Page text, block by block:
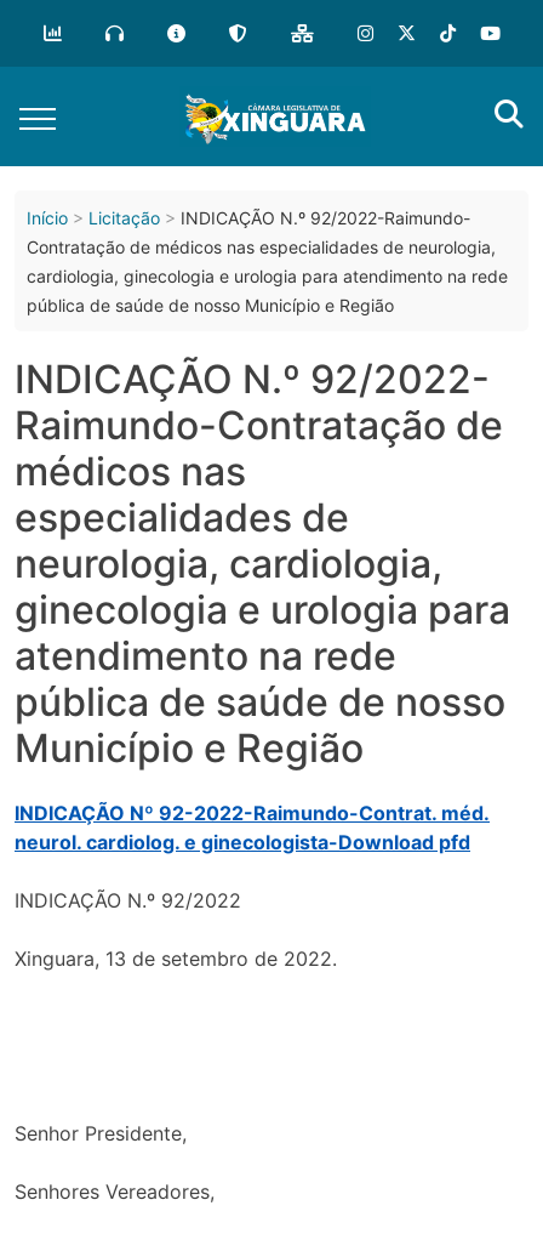
conteúdo
Início Licitação
INDICAÇÃO N.º 92/2022-Raimundo-
Contratação de médicos nas especialidades de neurologia,
cardiologia, ginecologia e urologia para atendimento na rede
pública de saúde de nosso Município e Região
INDICAÇÃO N.º 92/2022-
Raimundo-Contratação de
médicos nas
especialidades de
neurologia, cardiologia,
ginecologia e urologia para
atendimento na rede
pública de saúde de nosso
Município e Região
INDICAÇÃO Nº 92-2022-Raimundo-Contrat. méd.
neurol. cardiolog. e ginecologista-Download pfd
INDICAÇÃO N.º 92/2022
Xinguara, 13 de setembro de 2022.
Senhor Presidente,
Senhores Vereadores,